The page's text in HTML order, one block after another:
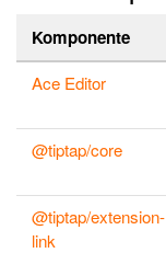
Komponente
Ace Editor
@tiptap/core
@tiptap/extension-
link